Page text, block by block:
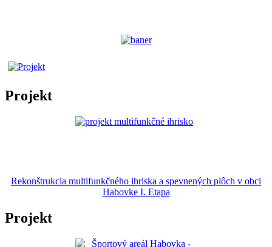
Projekt
Rekonštrukcia multifunkčného ihriska a spevnených plôch v obci
Habovke I. Etapa
Projekt